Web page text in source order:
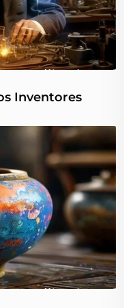
Inventores